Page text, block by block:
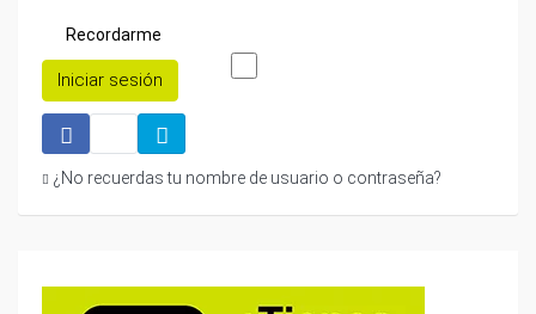
Recordarme
Iniciar sesión
¿No recuerdas tu nombre de usuario o contraseña?